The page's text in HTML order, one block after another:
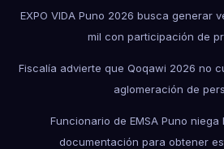
EXPO VIDA Puno 2026 busca generar
mil con participación de
Fiscalía advierte que Qoqawi 2026 no
aglomeración de
Funcionario de EMSA Puno
documentación para obtener